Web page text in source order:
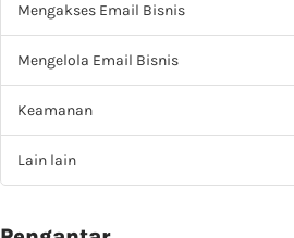
Mengakses Email Bisnis
Mengelola Email Bisnis
Keamanan
Lain lain